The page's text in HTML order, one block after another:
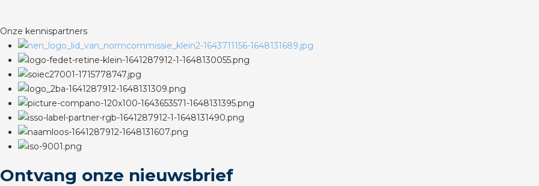
Onze kennispartners
Ontvang onze nieuwsbrief